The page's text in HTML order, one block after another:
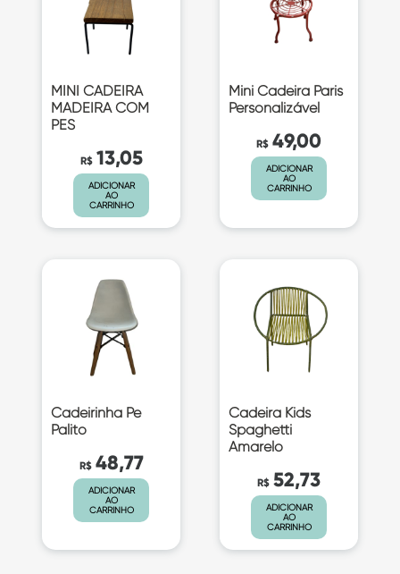
MINI CADEIRA
MADEIRA COM
PES
R$ 13,05
ADICIONAR
AO
CARRINHO
Mini Cadeira Paris
Personalizável
R$ 49,00
ADICIONAR
AO
CARRINHO
Cadeirinha Pe
Palito
R$ 48,77
ADICIONAR
AO
CARRINHO
Cadeira Kids
Spaghetti
Amarelo
R$ 52,73
ADICIONAR
AO
CARRINHO